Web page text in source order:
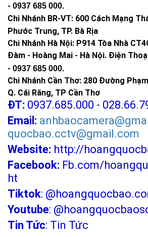
Dây nối
đèn
Chất liệu cao cấp dùng
truyền năng lượng cao, dễ sử
đoản mạch
Thời
gian
chiếu
sáng
12 giờ.
Độ bền Hơn 10 năm
Chiều
cao lắp
đặt
8-10m
Kháng
nước
Kháng nước tuyệt đối IP67
Ứng
dụng
Công viên, đường phố,
biển, đảo, công trình công
- 0937 685 000.
Chi Nhánh BR-VT: 600 Cách Mạng
Phước Trung, TP. Bà Rịa
Chi Nhánh Hà Nội: P914 Tòa Nhà
Đàm - Hoàng Mai - Hà Nội. Điện
- 0937 685 000.
Chi Nhánh Cần Thơ: 280 Đường
Q. Cái Răng, TP Cần Thơ
ĐT: 0937.685.000 -
Email:
quocbao.cctv@gmail.com
Website: http://
Facebook: Fb.com/
ht
Tiktok:
Youtube:
Tin Tức: Tin Tức